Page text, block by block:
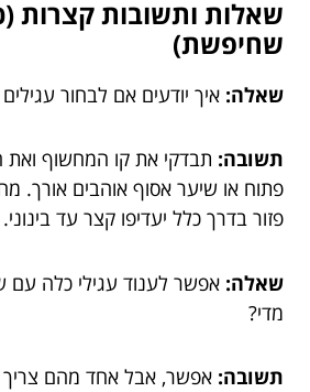
שאלות ותשובות קצרות
שחיפשת)
שאלה: איך יודעים אם לבחור
תשובה: תבדקי את קו המחשוף
פתוח או שיער אסוף אוהבים אורך.
פזור בדרך כלל יעדיפו קצר עד בינוני.
שאלה: אפשר לענוד עגילי כלה עם
מדי?
תשובה: אפשר, אבל אחד מהם צריך